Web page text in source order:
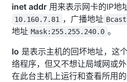
inet addr 用来表示网卡的IP地
10.160.7.81 ，广播地址
地址 Mask:255.255.240.0 。
lo 是表示主机的回坏地址，这
络程序，但又不想让局域网或
在此台主机上运行和查看所用